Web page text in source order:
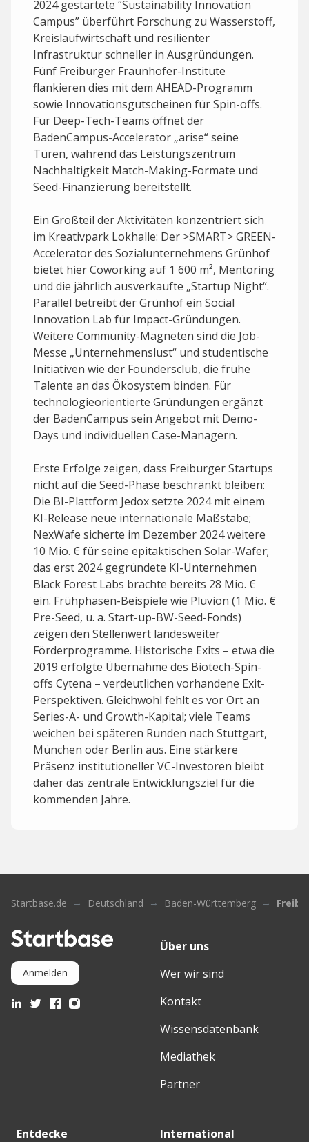
2024 gestartete “Sustainability Innovation
Campus” überführt Forschung zu Wasserstoff,
Kreislaufwirtschaft und resilienter
Infrastruktur schneller in Ausgründungen.
Fünf Freiburger Fraunhofer-Institute
flankieren dies mit dem AHEAD-Programm
sowie Innovations­gutscheinen für Spin-offs.
Für Deep-Tech-Teams öffnet der
BadenCampus-Accelerator „arise“ seine
Türen, während das Leistungszentrum
Nachhaltigkeit Match-Making-Formate und
Seed-Finanzierung bereitstellt.
Ein Großteil der Aktivitäten konzentriert sich
im Kreativpark Lokhalle: Der >SMART> GREEN-
Accelerator des Sozialunternehmens Grünhof
bietet hier Coworking auf 1 600 m², Mentoring
und die jährlich ausverkaufte „Startup Night“.
Parallel betreibt der Grünhof ein Social
Innovation Lab für Impact-Gründungen.
Weitere Community-Magneten sind die Job-
Messe „Unternehmenslust“ und studentische
Initiativen wie der Foundersclub, die frühe
Talente an das Ökosystem binden. Für
technologie­orientierte Gründungen ergänzt
der BadenCampus sein Angebot mit Demo-
Days und individuellen Case-Managern.
Erste Erfolge zeigen, dass Freiburger Startups
nicht auf die Seed-Phase beschränkt bleiben:
Die BI-Plattform Jedox setzte 2024 mit einem
KI-Release neue internationale Maßstäbe;
NexWafe sicherte im Dezember 2024 weitere
10 Mio. € für seine epitaktischen Solar-Wafer;
das erst 2024 gegründete KI-Unternehmen
Black Forest Labs brachte bereits 28 Mio. €
ein. Frühphasen-Beispiele wie Pluvion (1 Mio. €
Pre-Seed, u. a. Start-up-BW-Seed-Fonds)
zeigen den Stellenwert landesweiter
Förderprogramme. Historische Exits – etwa die
2019 erfolgte Übernahme des Biotech-Spin-
offs Cytena – verdeutlichen vorhandene Exit-
Perspektiven. Gleichwohl fehlt es vor Ort an
Series-A- und Growth-Kapital; viele Teams
weichen bei späteren Runden nach Stuttgart,
München oder Berlin aus. Eine stärkere
Präsenz institutioneller VC-Investoren bleibt
daher das zentrale Entwicklungsziel für die
kommenden Jahre.
Startbase.de Deutschland Baden-Württemberg
Anmelden
Über uns
Wer wir sind
Kontakt
Wissensdatenbank
Mediathek
Partner
Entdecke
International